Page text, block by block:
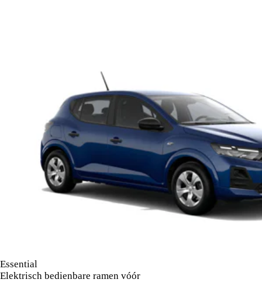
Essential
Elektrisch bedienbare ramen vóór